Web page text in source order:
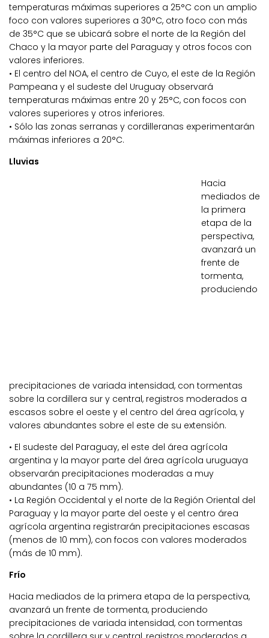
temperaturas máximas superiores a 25°C con un amplio
foco con valores superiores a 30°C, otro foco con más
de 35°C que se ubicará sobre el norte de la Región del
Chaco y la mayor parte del Paraguay y otros focos con
valores inferiores.
• El centro del NOA, el centro de Cuyo, el este de la Región
Pampeana y el sudeste del Uruguay observará
temperaturas máximas entre 20 y 25°C, con focos con
valores superiores y otros inferiores.
• Sólo las zonas serranas y cordilleranas experimentarán
máximas inferiores a 20°C.
Lluvias
Hacia
mediados de
la primera
etapa de la
perspectiva,
avanzará un
frente de
tormenta,
produciendo
precipitaciones de variada intensidad, con tormentas
sobre la cordillera sur y central, registros moderados a
escasos sobre el oeste y el centro del área agrícola, y
valores abundantes sobre el este de su extensión.
• El sudeste del Paraguay, el este del área agrícola
argentina y la mayor parte del área agrícola uruguaya
observarán precipitaciones moderadas a muy
abundantes (10 a 75 mm).
• La Región Occidental y el norte de la Región Oriental del
Paraguay y la mayor parte del oeste y el centro área
agrícola argentina registrarán precipitaciones escasas
(menos de 10 mm), con focos con valores moderados
(más de 10 mm).
Frío
Hacia mediados de la primera etapa de la perspectiva,
avanzará un frente de tormenta, produciendo
precipitaciones de variada intensidad, con tormentas